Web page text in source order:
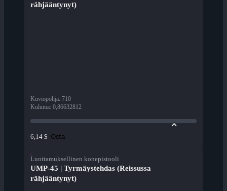
rähjääntynyt)
Kuviopohja: 710
Kuluma: 0,86632812
6,14 $ Osta
Luottamuksellinen konepistooli
UMP-45 | Tyrmäystehdas (Reissussa
rähjääntynyt)